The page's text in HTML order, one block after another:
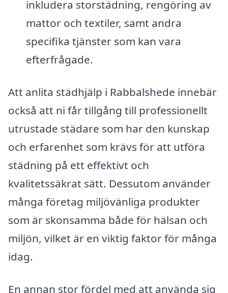
inkludera storstädning, rengöring av
mattor och textiler, samt andra
specifika tjänster som kan vara
efterfrågade.
Att anlita städhjälp i Rabbalshede innebär
också att ni får tillgång till professionellt
utrustade städare som har den kunskap
och erfarenhet som krävs för att utföra
städning på ett effektivt och
kvalitetssäkrat sätt. Dessutom använder
många företag miljövänliga produkter
som är skonsamma både för hälsan och
miljön, vilket är en viktig faktor för många
idag.
En annan stor fördel med att använda sig